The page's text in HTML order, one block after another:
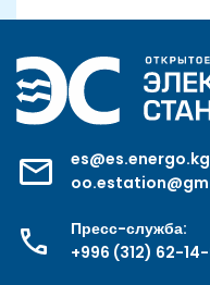
es@es.energo.kg
Пресс-служба:
+996 (312) 62-